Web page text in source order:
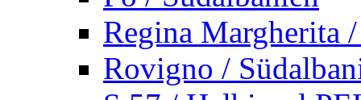
Regina Margherita
Rovigno /